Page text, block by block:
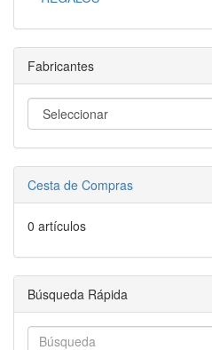
Fabricantes
Cesta de Compras
0 artículos
Búsqueda Rápida